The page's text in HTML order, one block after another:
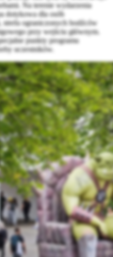
Na terenie wydarzenia
dotykowa dla osób
ograniczonych bodźców
przy wejściu głównym.
punkty programu
uczestników.